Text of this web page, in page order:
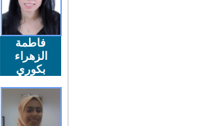
فاطمة
الزهراء
بكوري